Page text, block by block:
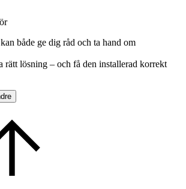
både ge dig råd och ta hand om
rätt lösning – och få den installerad korrekt